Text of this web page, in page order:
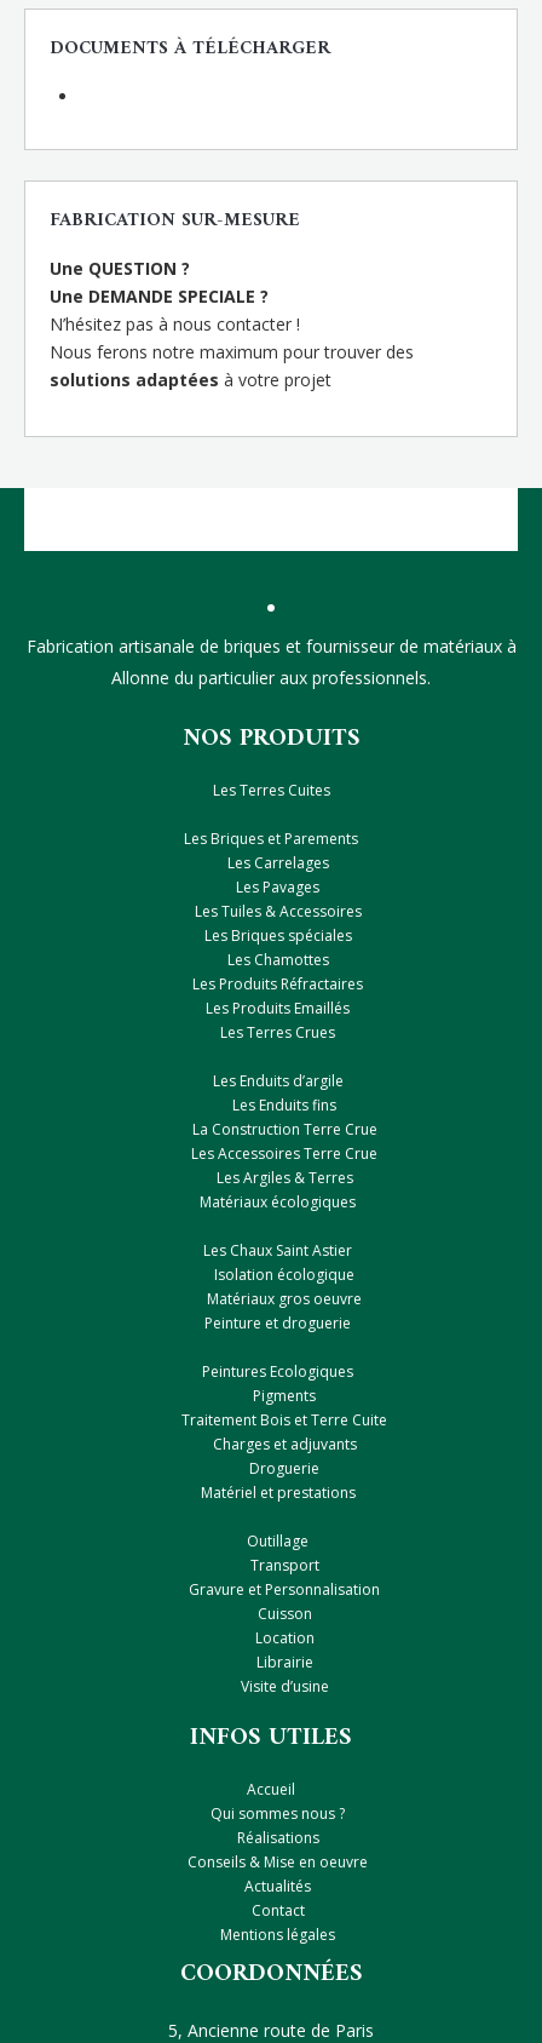
DOCUMENTS À TÉLÉCHARGER
FABRICATION SUR-MESURE
Une QUESTION ?
Une DEMANDE SPECIALE ?
N’hésitez pas à nous contacter !
Nous ferons notre maximum pour trouver des
solutions adaptées à votre projet
Fabrication artisanale de briques et fournisseur de matériaux à
Allonne du particulier aux professionnels.
NOS PRODUITS
Les Terres Cuites
Les Briques et Parements
Les Carrelages
Les Pavages
Les Tuiles & Accessoires
Les Briques spéciales
Les Chamottes
Les Produits Réfractaires
Les Produits Emaillés
Les Terres Crues
Les Enduits d’argile
Les Enduits fins
La Construction Terre Crue
Les Accessoires Terre Crue
Les Argiles & Terres
Matériaux écologiques
Les Chaux Saint Astier
Isolation écologique
Matériaux gros oeuvre
Peinture et droguerie
Peintures Ecologiques
Pigments
Traitement Bois et Terre Cuite
Charges et adjuvants
Droguerie
Matériel et prestations
Outillage
Transport
Gravure et Personnalisation
Cuisson
Location
Librairie
Visite d’usine
INFOS UTILES
Accueil
Qui sommes nous ?
Réalisations
Conseils & Mise en oeuvre
Actualités
Contact
Mentions légales
COORDONNÉES
5, Ancienne route de Paris